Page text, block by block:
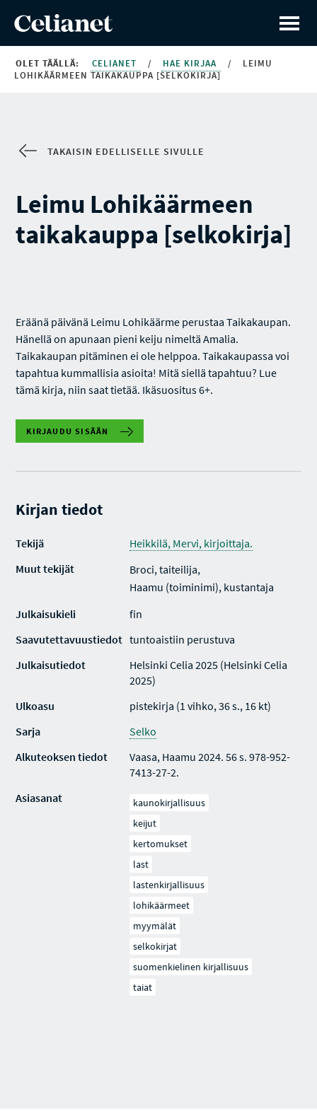
OLET TÄÄLLÄ: CELIANET / HAE KIRJAA /
LEIMU
LOHIKÄÄRMEEN TAIKAKAUPPA [SELKOKIRJA]
TAKAISIN EDELLISELLE SIVULLE
Leimu Lohikäärmeen
taikakauppa [selkokirja]
Eräänä päivänä Leimu Lohikäärme perustaa Taikakaupan.
Hänellä on apunaan pieni keiju nimeltä Amalia.
Taikakaupan pitäminen ei ole helppoa. Taikakaupassa voi
tapahtua kummallisia asioita! Mitä siellä tapahtuu? Lue
tämä kirja, niin saat tietää. Ikäsuositus 6+.
KIRJAUDU SISÄÄN
Kirjan tiedot
Tekijä
Heikkilä, Mervi, kirjoittaja.
Muut tekijät
Broci, taiteilija,
Haamu (toiminimi), kustantaja
Julkaisukieli
fin
Saavutettavuustiedot tuntoaistiin perustuva
Julkaisutiedot
Helsinki Celia 2025 (Helsinki Celia
2025)
Ulkoasu
pistekirja (1 vihko, 36 s., 16 kt)
Sarja
Selko
Alkuteoksen tiedot
Vaasa, Haamu 2024. 56 s. 978-952-
7413-27-2.
Asiasanat
kaunokirjallisuus
keijut
kertomukset
last
lastenkirjallisuus
lohikäärmeet
myymälät
selkokirjat
suomenkielinen kirjallisuus
taiat